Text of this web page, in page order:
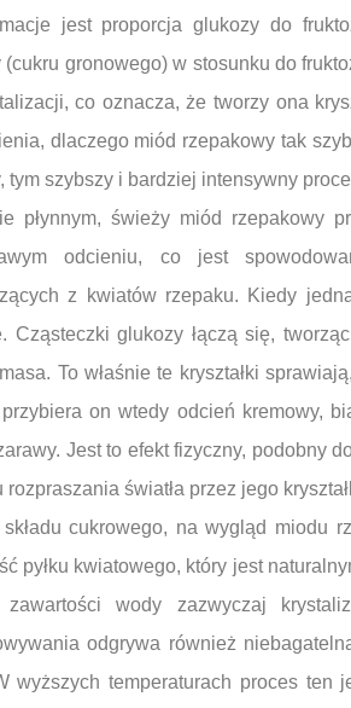
jest proporcja glukozy do
(cukru gronowego) w stosunku do
co oznacza, że tworzy ona
dlaczego miód rzepakowy tak
tym szybszy i bardziej intensywny
płynnym, świeży miód rzepakowy
odcieniu, co jest
z kwiatów rzepaku. Kiedy
Cząsteczki glukozy łączą się,
masa. To właśnie te kryształki
on wtedy odcień kremowy,
Jest to efekt fizyczny, podobny
rozpraszania światła przez jego
składu cukrowego, na wygląd miodu
pyłku kwiatowego, który jest
zawartości wody zazwyczaj
odgrywa również
wyższych temperaturach proces